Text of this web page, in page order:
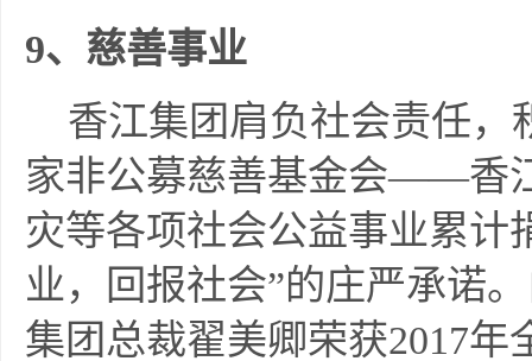
9、慈善事业
香江集团肩负社会责任，
家非公募慈善基金会——香
灾等各项社会公益事业累计
业，回报社会”的庄严承诺
集团总裁翟美卿荣获2017